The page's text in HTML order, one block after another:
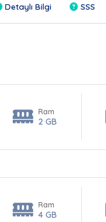
Detaylı Bilgi SSS
Ram
2 GB
Ram
4 GB